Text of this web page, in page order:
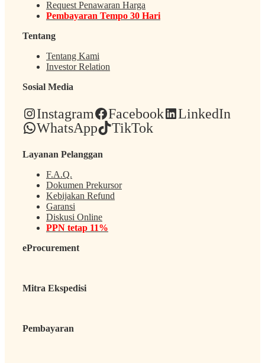
Request Penawaran Harga
Pembayaran Tempo 30 Hari
Tentang
Tentang Kami
Investor Relation
Sosial Media
Instagram Facebook
LinkedIn
WhatsApp
TikTok
Layanan Pelanggan
F.A.Q.
Dokumen Prekursor
Kebijakan Refund
Garansi
Diskusi Online
PPN tetap 11%
eProcurement
Mitra Ekspedisi
Pembayaran